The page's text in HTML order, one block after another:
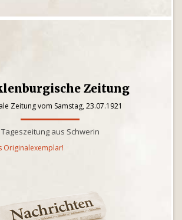
Zeitung
Zeitung vom Samstag, 23.07.1921
Tageszeitung aus Schwerin
Originalexemplar!